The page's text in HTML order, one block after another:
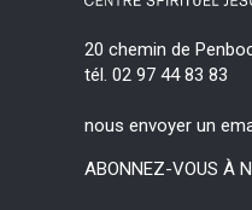
20 chemin de
tél. 02 97 44 83 83
nous envoyer un
ABONNEZ-VOUS À